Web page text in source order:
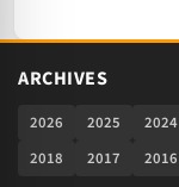
ARCHIVES
2026 2025 2024
2018
2017 2016